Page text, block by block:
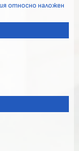
относно наложен